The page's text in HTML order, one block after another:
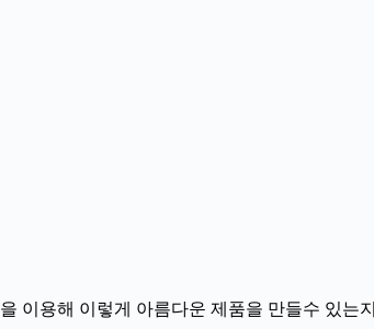
을 이용해 이렇게 아름다운 제품을 만들수 있는